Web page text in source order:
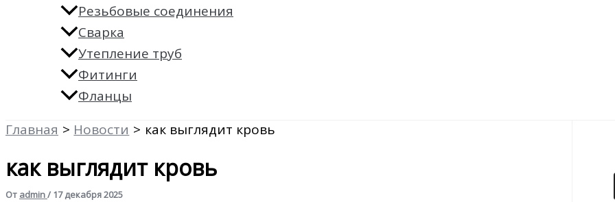
Резьбовые соединения
Сварка
Утепление труб
Фитинги
Фланцы
Главная
Новости как выглядит кровь
как выглядит кровь
От admin/ 17 декабря 2025